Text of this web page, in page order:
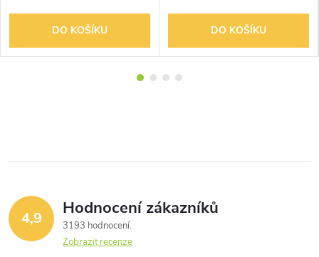
DO KOŠÍKU DO KOŠÍKU
4,9 Hodnocení zákazníků
3193 hodnocení
Zobrazit recenze